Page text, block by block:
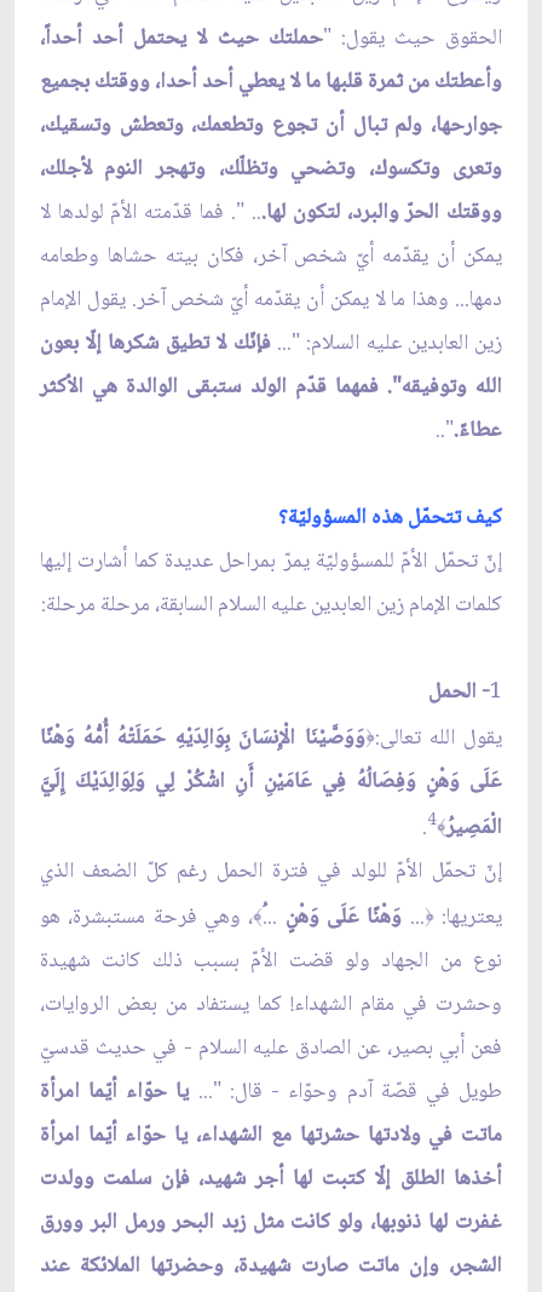
الحقوق حيث يقول: "حملتك حيث لا يحتمل أحد أحداً،
وأعطتك من ثمرة قلبها ما لا يعطي أحد أحدا، ووقتك بجميع
جوارحها، ولم تبال أن تجوع وتطعمك، وتعطش وتسقيك،
وتعرى وتكسوك، وتضحي وتظلّك، وتهجر النوم لأجلك،
ووقتك الحرّ والبرد، لتكون لها... ". فما قدّمته الأمّ لولدها لا
يمكن أن يقدّمه أيّ شخص آخر، فكان بيته حشاها وطعامه
دمها... وهذا ما لا يمكن أن يقدّمه أيّ شخص آخر. يقول الإمام
زين العابدين عليه السلام: "... فإنّك لا تطيق شكرها إلّا بعون
الله وتوفيقه". فمهما قدّم الولد ستبقى الوالدة هي الأكثر
عطاءً."..
كيف تتحمّل هذه المسؤوليّة؟
إنّ تحمّل الأمّ للمسؤوليّة يمرّ بمراحل عديدة كما أشارت إليها
كلمات الإمام زين العابدين عليه السلام السابقة، مرحلة مرحلة:
1- الحمل
يقول الله تعالى:﴿وَوَصَّيْنَا الْإِنسَانَ بِوَالِدَيْهِ حَمَلَتْهُ أُمُّهُ وَهْنًا
عَلَى وَهْنٍ وَفِصَالُهُ فِي عَامَيْنِ أَنِ اشْكُرْ لِي وَلِوَالِدَيْكَ إِلَيَّ
الْمَصِيرُ﴾4
.
إنّ تحمّل الأمّ للولد في فترة الحمل رغم كلّ الضعف الذي
يعتريها:﴿... وَهْنًا عَلَى وَهْنٍ ...﴾، وهي فرحة مستبشرة، هو
نوع من الجهاد ولو قضت الأمّ بسبب ذلك كانت شهيدة
وحشرت في مقام الشهداء! كما يستفاد من بعض الروايات،
فعن أبي بصير، عن الصادق عليه السلام - في حديث قدسيّ
طويل في قصّة آدم وحوّاء - قال: "...يا حوّاء أيّما امرأة
ماتت في ولادتها حشرتها مع الشهداء، يا حوّاء أيّما امرأة
أخذها الطلق إلّا كتبت لها أجر شهيد، فإن سلمت وولدت
غفرت لها ذنوبها، ولو كانت مثل زبد البحر ورمل البر وورق
الشجر، وإن ماتت صارت شهيدة، وحضرتها الملائكة عند